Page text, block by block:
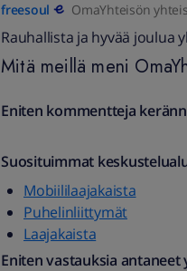
freesoul OmaYhteisön
Rauhallista ja hyvää joulua
Mitä meillä meni
Eniten kommentteja
Suosituimmat
Mobiililaajakaista
Puhelinliittymät
Laajakaista
Eniten vastauksia antaneet